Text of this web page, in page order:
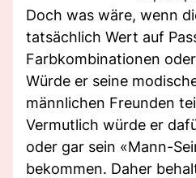
Doch was wäre, wenn
tatsächlich Wert auf
Farbkombinationen
Würde er seine
männlichen Freunden
Vermutlich würde er
oder gar sein «Mann-
bekommen. Daher